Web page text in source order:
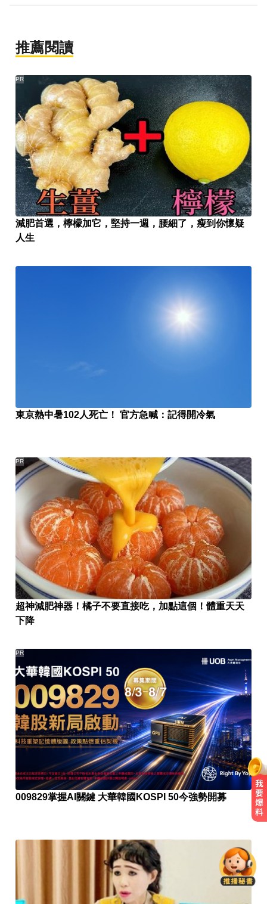
推薦閱讀
減肥首選，檸檬加它，堅持一週，腰細了，瘦到你懷疑
人生
PR
東京熱中暑102人死亡！ 官方急喊：記得開冷氣
超神減肥神器！橘子不要直接吃，加點這個！體重天天
下降
PR
009829掌握AI關鍵 大華韓國KOSPI 50今強勢開募
PR
資深歌手「小秦漢」張海漢辭世享
壽68歲 好友證實噩耗